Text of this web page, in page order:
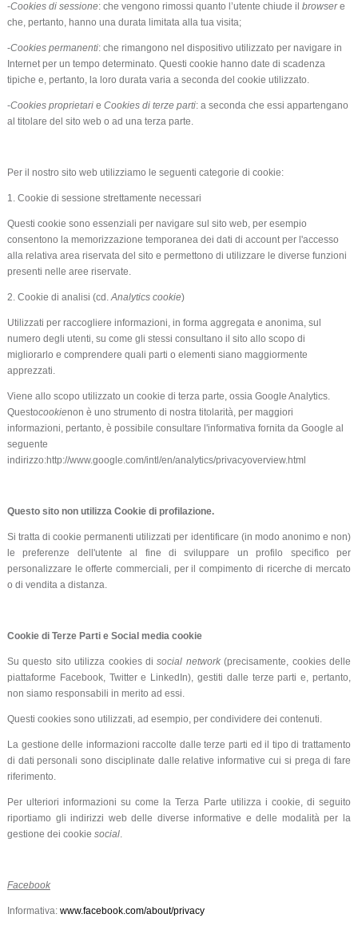
-Cookies di sessione: che vengono rimossi quanto l’utente chiude il browsere
che, pertanto, hanno una durata limitata alla tua visita;
-Cookies permanenti: che rimangono nel dispositivo utilizzato per navigare in
Internet per un tempo determinato. Questi cookie hanno date di scadenza
tipiche e, pertanto, la loro durata varia a seconda del cookie utilizzato.
-Cookies proprietarie Cookies di terze parti: a seconda che essi appartengano
al titolare del sito web o ad una terza parte.
Per il nostro sito web utilizziamo le seguenti categorie di cookie:
1. Cookie di sessione strettamente necessari
Questi cookie sono essenziali per navigare sul sito web, per esempio
consentono la memorizzazione temporanea dei dati di account per l'accesso
alla relativa area riservata del sito e permettono di utilizzare le diverse funzioni
presenti nelle aree riservate.
2. Cookie di analisi (cd.Analytics cookie)
Utilizzati per raccogliere informazioni, in forma aggregata e anonima, sul
numero degli utenti, su come gli stessi consultano il sito allo scopo di
migliorarlo e comprendere quali parti o elementi siano maggiormente
apprezzati.
Viene allo scopo utilizzato un cookie di terza parte, ossia Google Analytics.
Questocookienon è uno strumento di nostra titolarità, per maggiori
informazioni, pertanto, è possibile consultare l'informativa fornita da Google al
seguente
indirizzo:http://www.google.com/intl/en/analytics/privacyoverview.html
Questo sito non utilizza Cookie di profilazione.
Si tratta di cookie permanenti utilizzati per identificare (in modo anonimo e non)
le preferenze dell'utente al fine di sviluppare un profilo specifico per
personalizzare le offerte commerciali, per il compimento di ricerche di mercato
o di vendita a distanza.
Cookie di Terze Parti e Social media cookie
Su questo sito utilizza cookies disocial network(precisamente, cookies delle
piattaforme Facebook, Twitter e LinkedIn), gestiti dalle terze parti e, pertanto,
non siamo responsabili in merito ad essi.
Questi cookies sono utilizzati, ad esempio, per condividere dei contenuti.
La gestione delle informazioni raccolte dalle terze parti ed il tipo di trattamento
di dati personali sono disciplinate dalle relative informative cui si prega di fare
riferimento.
Per ulteriori informazioni su come la Terza Parte utilizza i cookie, di seguito
riportiamo gli indirizzi web delle diverse informative e delle modalità per la
gestione dei cookie social.
Facebook
Informativa: www.facebook.com/about/privacy